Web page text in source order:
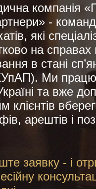
компанія
-
які
на справах
в стані
Ми
та вже
клієнтів
арештів і
заявку - і